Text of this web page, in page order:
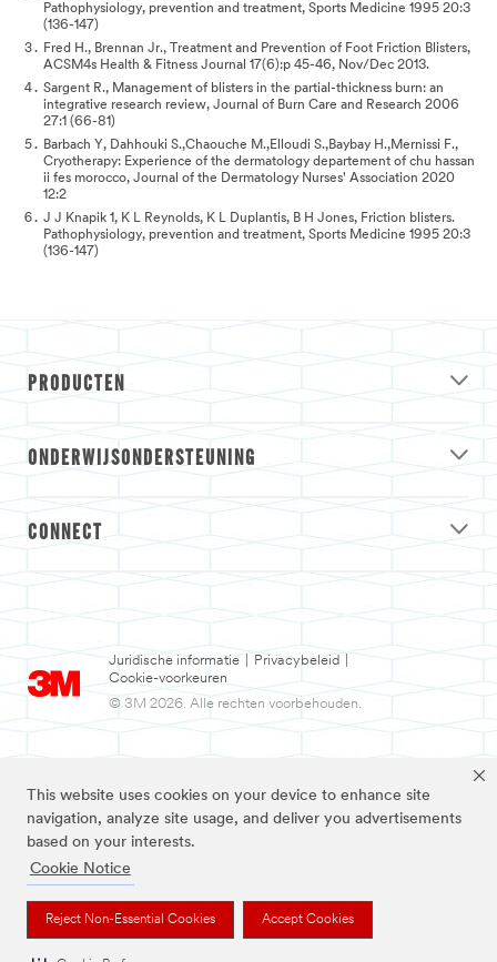
This website uses cookies on your device to enhance site
navigation, analyze site usage, and deliver you advertisements
based on your interests.
Cookie Notice
Reject Non-Essential Cookies Accept Cookies
Pathophysiology, prevention and treatment, Sports Medicine 1995 20:3
(136-147)
Fred H., Brennan Jr., Treatment and Prevention of Foot Friction Blisters,
ACSM4s Health & Fitness Journal 17(6):p 45-46, Nov/Dec 2013.
Sargent R., Management of blisters in the partial-thickness burn: an
integrative research review, Journal of Burn Care and Research 2006
27:1 (66-81)
Barbach Y, Dahhouki S.,Chaouche M.,Elloudi S.,Baybay H.,Mernissi F.,
Cryotherapy: Experience of the dermatology departement of chu hassan
ii fes morocco, Journal of the Dermatology Nurses' Association 2020
12:2
J J Knapik 1, K L Reynolds, K L Duplantis, B H Jones, Friction blisters.
Pathophysiology, prevention and treatment, Sports Medicine 1995 20:3
(136-147)
PRODUCTEN
ONDERWIJSONDERSTEUNING
CONNECT
Juridische informatie Privacybeleid
Cookie-voorkeuren
© 3M 2026. Alle rechten voorbehouden.
3M en Nexcare™ zijn handelsmerken van 3M.